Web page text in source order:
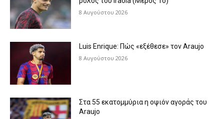
8 Αυγούστου 2026
Luis Enrique: Πώς «εξέθεσε» τον Araujo
8 Αυγούστου 2026
Στα 55 εκατομμύρια η οψιόν αγοράς του
Araujo